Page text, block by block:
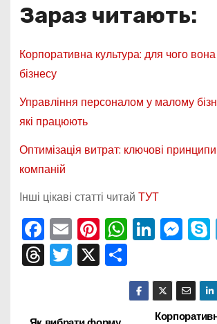
Зараз читають:
Корпоративна культура: для чого
бізнесу
Управління персоналом у малому
які працюють
Оптимізація витрат: ключові
компаній
Інші цікаві статті читай ТУТ
F
a
c
b
E
m
ai
Pi
nt
er
st
W
h
a
ts
Li
k
e
dI
M
s
s
e
T T X П
о
ді